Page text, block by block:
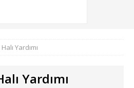
Yardımı
Yardımı